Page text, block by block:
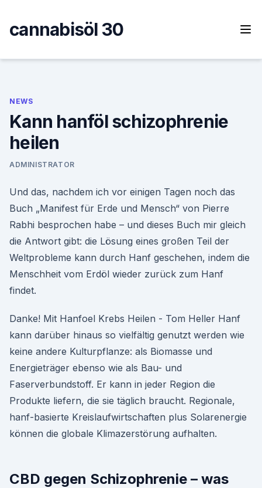
content
cannabisöl 30
NEWS
Kann hanföl schizophrenie
heilen
ADMINISTRATOR
Und das, nachdem ich vor einigen Tagen noch das
Buch „Manifest für Erde und Mensch“ von Pierre
Rabhi besprochen habe – und dieses Buch mir gleich
die Antwort gibt: die Lösung eines großen Teil der
Weltprobleme kann durch Hanf geschehen, indem die
Menschheit vom Erdöl wieder zurück zum Hanf
findet.
Danke! Mit Hanfoel Krebs Heilen - Tom Heller Hanf
kann darüber hinaus so vielfältig genutzt werden wie
keine andere Kulturpflanze: als Biomasse und
Energieträger ebenso wie als Bau- und
Faserverbundstoff. Er kann in jeder Region die
Produkte liefern, die sie täglich braucht. Regionale,
hanf-basierte Kreislaufwirtschaften plus Solarenergie
können die globale Klimazerstörung aufhalten.
CBD gegen Schizophrenie – was